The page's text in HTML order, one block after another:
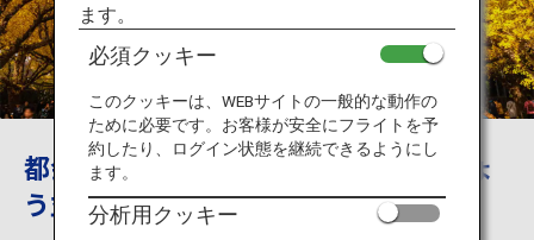
旅のお役立ち情報
ANA サービス
都会のオアシス、明治神宮外苑のいちょ
う並木散策
ます。
必須クッキー
このクッキーは、WEBサイトの一般的な動作の
ために必要です。お客様が安全にフライトを予
約したり、ログイン状態を継続できるようにし
ます。
分析用クッキー